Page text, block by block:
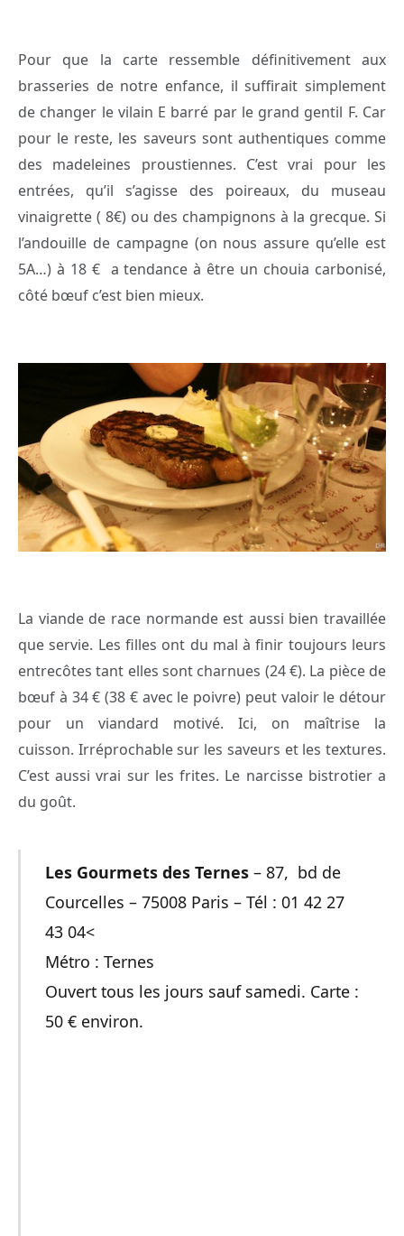
Pour que la carte ressemble définitivement aux
brasseries de notre enfance, il suffirait simplement
de changer le vilain E barré par le grand gentil F. Car
pour le reste, les saveurs sont authentiques comme
des madeleines proustiennes. C’est vrai pour les
entrées, qu’il s’agisse des poireaux, du museau
vinaigrette ( 8€) ou des champignons à la grecque. Si
l’andouille de campagne (on nous assure qu’elle est
5A…) à 18 € a tendance à être un chouia carbonisé,
côté bœuf c’est bien mieux.
La viande de race normande est aussi bien travaillée
que servie. Les filles ont du mal à finir toujours leurs
entrecôtes tant elles sont charnues (24 €). La pièce de
bœuf à 34 € (38 € avec le poivre) peut valoir le détour
pour un viandard motivé. Ici, on maîtrise la
cuisson. Irréprochable sur les saveurs et les textures.
C’est aussi vrai sur les frites. Le narcisse bistrotier a
du goût.
Les Gourmets des Ternes – 87, bd de
Courcelles – 75008 Paris – Tél : 01 42 27
43 04<
Métro : Ternes
Ouvert tous les jours sauf samedi. Carte :
50 € environ.